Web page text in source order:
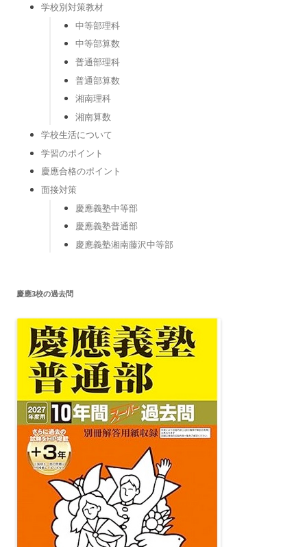
学校別対策教材
中等部理科
中等部算数
普通部理科
普通部算数
湘南理科
湘南算数
学校生活について
学習のポイント
慶應合格のポイント
面接対策
慶應義塾中等部
慶應義塾普通部
慶應義塾湘南藤沢中等部
慶應3校の過去問